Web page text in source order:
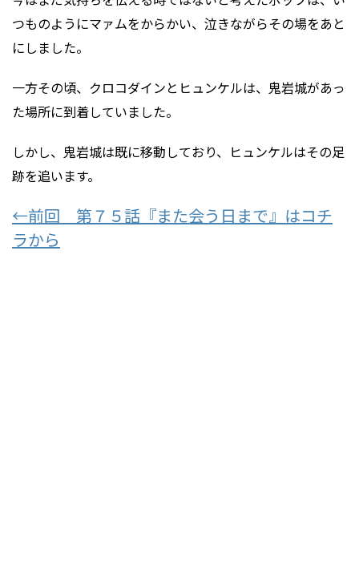
つものようにマァムをからかい、泣きながらその場をあと
にしました。
一方その頃、クロコダインとヒュンケルは、鬼岩城があっ
た場所に到着していました。
しかし、鬼岩城は既に移動しており、ヒュンケルはその足
跡を追います。
←前回 第７５話『また会う日まで』はコチ
ラから